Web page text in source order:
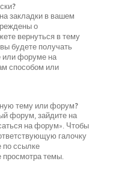
закладки в вашем
о
вернуться в тему
будете получать
или форуме на
способом или
тему или форум?
форум, зайдите на
на форум». Чтобы
галочку
по ссылке
просмотра темы.